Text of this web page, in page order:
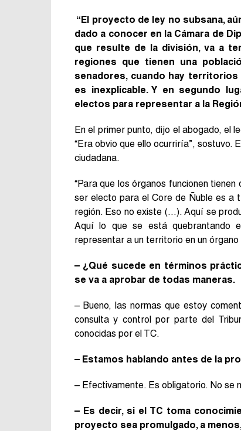
“El proyecto de ley no subsana,
dado a conocer en la Cámara de
que resulte de la división, va a
regiones que tienen una
senadores, cuando hay
es inexplicable. Y en segundo
electos para representar a la
En el primer punto, dijo el abogado, el
“Era obvio que ello ocurriría”, sostuvo.
ciudadana.
“Para que los órganos funcionen
ser electo para el Core de Ñuble es a
región. Eso no existe (…). Aquí se
Aquí lo que se está quebrantando
representar a un territorio en un
– ¿Qué sucede en términos
se va a aprobar de todas maneras.
– Bueno, las normas que estoy
consulta y control por parte del
conocidas por el TC.
– Estamos hablando antes de la
– Efectivamente. Es obligatorio. No se
– Es decir, si el TC toma
proyecto sea promulgado, a